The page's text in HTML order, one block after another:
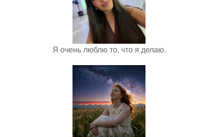
Я очень люблю то, что я делаю.